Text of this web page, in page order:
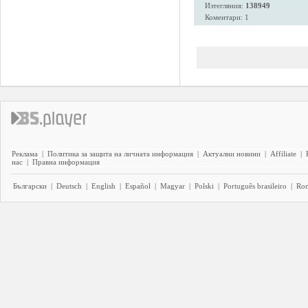
Изтегляния: 138949
Коментари: 1
Реклама | Политика за защита на личната информация | Актуални новини | Affiliate |
нас | Правна информация
Български | Deutsch | English | Español | Magyar | Polski | Português brasileiro |